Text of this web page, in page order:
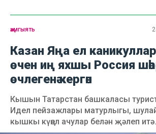
җәмгыять
Казан Яңа ел
өчен иң яхшы Россия
өчлегенә кергән
Кышын Татарстан башкаласы
Идел пейзажлары матурлыгы,
кышкы күңел ачулар белән җәлеп итә.